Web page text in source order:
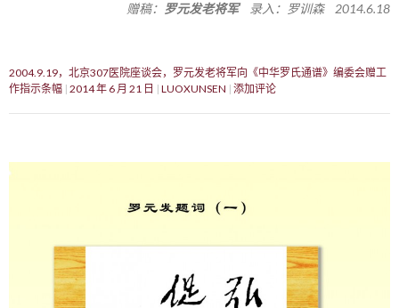
赠稿： 罗元发老将军录入：罗训森 2014.6.18
2004.9.19，北京307医院座谈会，罗元发老将军向《中华罗氏通谱》编委会赠工
作指示条幅 2014 年 6 月 21 日 LUOXUNSEN 添加评论